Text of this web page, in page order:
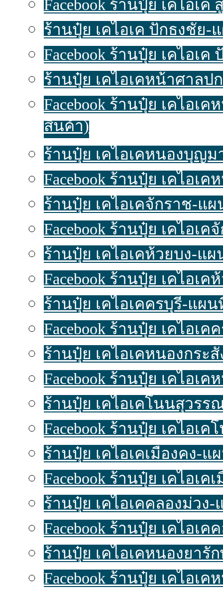
Facebook ร้านปุ๋ย เคไอเ
ร้านปุ๋ย เคไอเค ปักธงชัย-
Facebook ร้านปุ๋ย เคไอ
ร้านปุ๋ย เคไอเคหน้าศาลป
Facebook ร้านปุ๋ย เคไอ
สินค้า)
ร้านปุ๋ย เคไอเคหนองบุญ
Facebook ร้านปุ๋ย เคไอ
ร้านปุ๋ย เคไอเคจักราช-แ
Facebook ร้านปุ๋ย เคไอ
ร้านปุ๋ย เคไอเคห้วยบง-แ
Facebook ร้านปุ๋ย เคไอเ
ร้านปุ๋ย เคไอเคครบุรี-แผ
Facebook ร้านปุ๋ย เคไอเ
ร้านปุ๋ย เคไอเคหนองกระ
Facebook ร้านปุ๋ย เคไอเ
ร้านปุ๋ย เคไอเคโนนสุวร
Facebook ร้านปุ๋ย เคไอ
ร้านปุ๋ย เคไอเคเมืองคง-แ
Facebook ร้านปุ๋ย เคไอเ
ร้านปุ๋ย เคไอเคคลองม่วง
Facebook ร้านปุ๋ย เคไอเ
ร้านปุ๋ย เคไอเคหนองยารั
Facebook ร้านปุ๋ย เคไอ